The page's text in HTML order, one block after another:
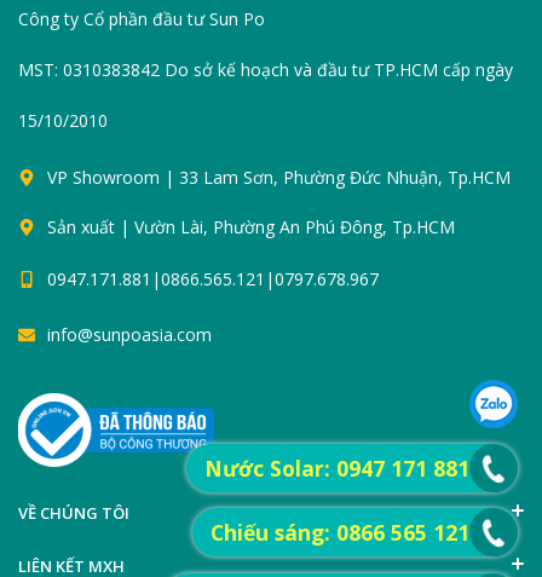
Công ty Cổ phần đầu tư Sun Po
MST: 0310383842 Do sở kế hoạch và đầu tư TP.HCM cấp ngày
15/10/2010
VP Showroom | 33 Lam Sơn, Phường Đức Nhuận, Tp.HCM
Sản xuất | Vườn Lài, Phường An Phú Đông, Tp.HCM
0947.171.881|0866.565.121|0797.678.967
info@sunpoasia.com
VỀ CHÚNG TÔI
LIÊN KẾT MXH
Nước Solar: 0947 171 881
Chiếu sáng: 0866 565 121